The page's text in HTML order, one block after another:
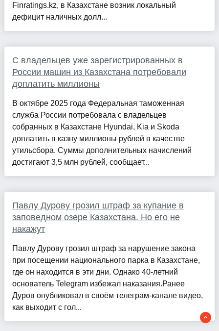
Finratings.kz, в Казахстане возник локальный
дефицит наличных долл...
С владельцев уже зарегистрированных в
России машин из Казахстана потребовали
доплатить миллионы
В октябре 2025 года Федеральная таможенная
служба России потребовала с владельцев
собранных в Казахстане Hyundai, Kia и Skoda
доплатить в казну миллионы рублей в качестве
утильсбора. Суммы дополнительных начислений
достигают 3,5 млн рублей, сообщает...
Павлу Дурову грозил штраф за купание в
заповедном озере Казахстана. Но его не
накажут
Павлу Дурову грозил штраф за нарушение закона
при посещении национального парка в Казахстане,
где он находится в эти дни. Однако 40-летний
основатель Telegram избежал наказания.Ранее
Дуров опубликовал в своём телеграм-канале видео,
как выходит с гол...